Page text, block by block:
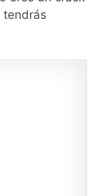
tendrás